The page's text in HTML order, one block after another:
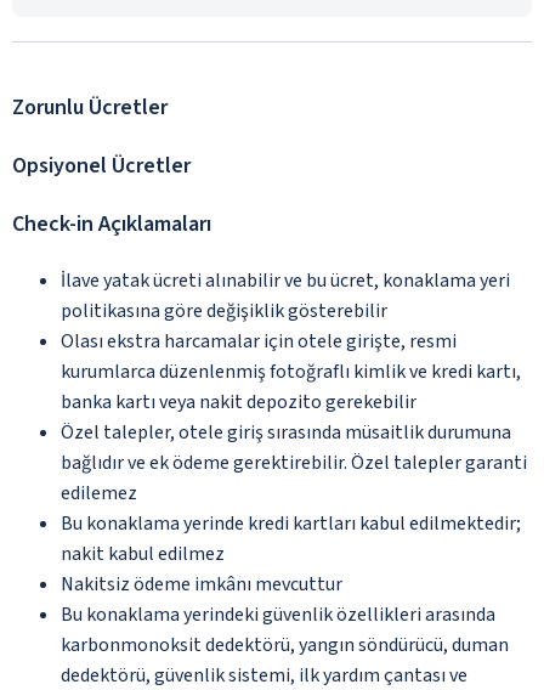
Zorunlu Ücretler
Opsiyonel Ücretler
Check-in Açıklamaları
İlave yatak ücreti alınabilir ve bu ücret, konaklama yeri
politikasına göre değişiklik gösterebilir
Olası ekstra harcamalar için otele girişte, resmi
kurumlarca düzenlenmiş fotoğraflı kimlik ve kredi kartı,
banka kartı veya nakit depozito gerekebilir
Özel talepler, otele giriş sırasında müsaitlik durumuna
bağlıdır ve ek ödeme gerektirebilir. Özel talepler garanti
edilemez
Bu konaklama yerinde kredi kartları kabul edilmektedir;
nakit kabul edilmez
Nakitsiz ödeme imkânı mevcuttur
Bu konaklama yerindeki güvenlik özellikleri arasında
karbonmonoksit dedektörü, yangın söndürücü, duman
dedektörü, güvenlik sistemi, ilk yardım çantası ve